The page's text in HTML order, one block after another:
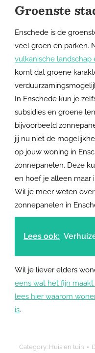
Groenste
Enschede is de
veel groen en parken.
vulkanische landschap
komt dat groene
In Enschede kun je
subsidies en groene
bijvoorbeeld
jij nu niet de
op jouw woning in
zonnepanelen. Deze
en hoef je alleen maar
Wil je meer weten
zonnepanelen in
Lees ook:
Wil je liever elders
eens wat het fijn
lees hier waarom
is.
Category: Huis en tuin